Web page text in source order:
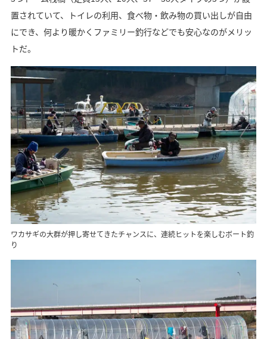
置されていて、トイレの利用、食べ物・飲み物の買い出しが自由
にでき、何より暖かくファミリー釣行などでも安心なのがメリッ
トだ。
ワカサギの大群が押し寄せてきたチャンスに、連続ヒットを楽しむボート釣
り